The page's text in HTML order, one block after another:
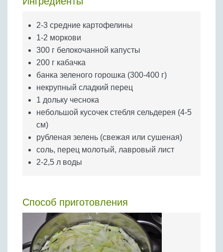
Бобовые
Яйца
Крупы
2-3 средние картофелины
1-2 моркови
300 г белокочанной капусты
200 г кабачка
банка зеленого горошка (300-400 г)
некрупный сладкий перец
1 дольку чеснока
небольшой кусочек стебля сельдерея (4-5
см)
рубленая зелень (свежая или сушеная)
соль, перец молотый, лавровый лист
2-2,5 л воды
Способ приготовления